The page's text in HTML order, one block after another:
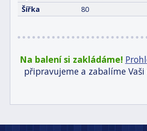
Šířka
80
Na balení si zakládáme!
připravujeme a zabalíme